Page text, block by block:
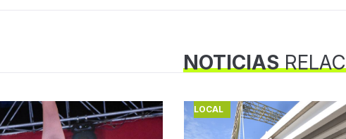
NOTICIAS
LOCAL